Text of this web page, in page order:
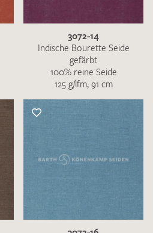
3072-14
Indische Bourette Seide
gefärbt
100% reine Seide
125 g/lfm, 91 cm